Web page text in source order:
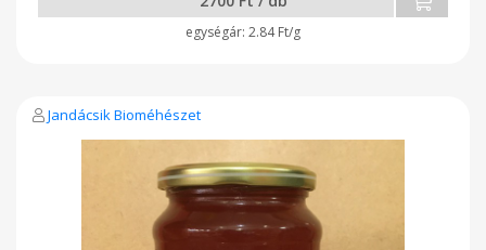
2.84 Ft/g
Jandácsik Bioméhészet